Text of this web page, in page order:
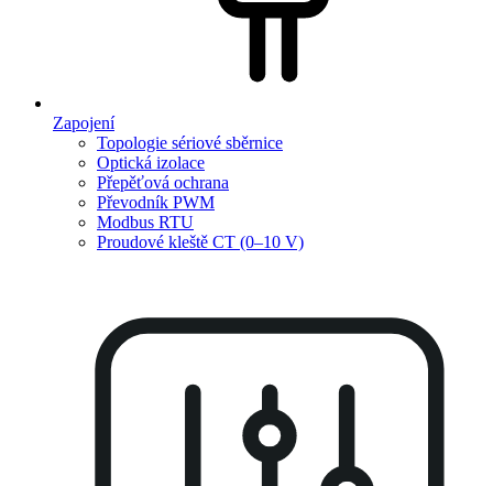
Zapojení
Topologie sériové sběrnice
Optická izolace
Přepěťová ochrana
Převodník PWM
Modbus RTU
Proudové kleště CT (0–10 V)